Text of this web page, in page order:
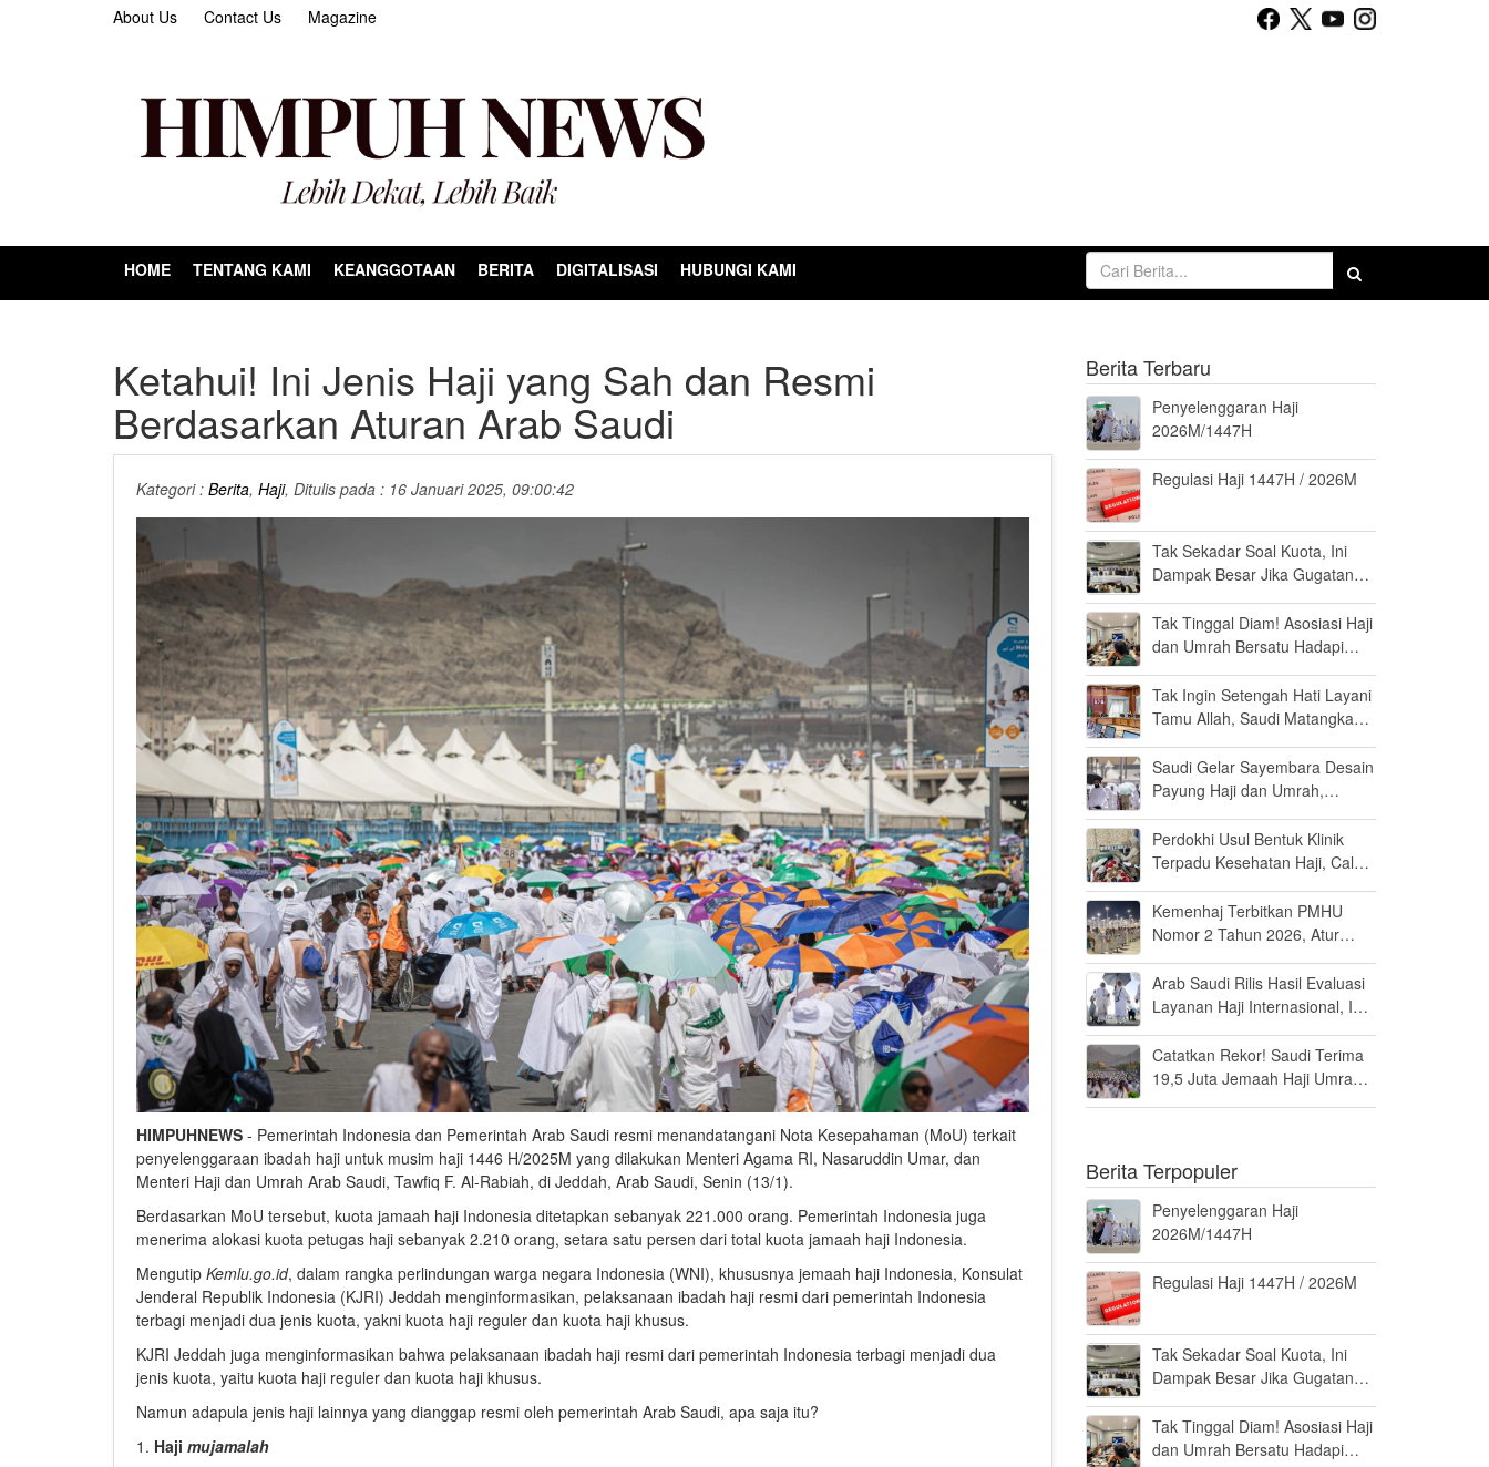
About Us Contact Us Magazine
HOME TENTANG KAMI KEANGGOTAAN BERITA DIGITALISASI HUBUNGI KAMI
Ketahui! Ini Jenis Haji yang Sah dan Resmi
Berdasarkan Aturan Arab Saudi
Kategori : Berita, Haji, Ditulis pada : 16 Januari 2025, 09:00:42
HIMPUHNEWS - Pemerintah Indonesia dan Pemerintah Arab Saudi resmi menandatangani Nota Kesepahaman (MoU) terkait
penyelenggaraan ibadah haji untuk musim haji 1446 H/2025M yang dilakukan Menteri Agama RI, Nasaruddin Umar, dan
Menteri Haji dan Umrah Arab Saudi, Tawfiq F. Al-Rabiah, di Jeddah, Arab Saudi, Senin (13/1).
Berdasarkan MoU tersebut, kuota jamaah haji Indonesia ditetapkan sebanyak 221.000 orang. Pemerintah Indonesia juga
menerima alokasi kuota petugas haji sebanyak 2.210 orang, setara satu persen dari total kuota jamaah haji Indonesia.
Mengutip Kemlu.go.id, dalam rangka perlindungan warga negara Indonesia (WNI), khususnya jemaah haji Indonesia, Konsulat
Jenderal Republik Indonesia (KJRI) Jeddah menginformasikan, pelaksanaan ibadah haji resmi dari pemerintah Indonesia
terbagi menjadi dua jenis kuota, yakni kuota haji reguler dan kuota haji khusus.
KJRI Jeddah juga menginformasikan bahwa pelaksanaan ibadah haji resmi dari pemerintah Indonesia terbagi menjadi dua
jenis kuota, yaitu kuota haji reguler dan kuota haji khusus.
Namun adapula jenis haji lainnya yang dianggap resmi oleh pemerintah Arab Saudi, apa saja itu?
1. Haji mujamalah
Berita Terbaru
Penyelenggaran Haji
2026M/1447H
Regulasi Haji 1447H / 2026M
Tak Sekadar Soal Kuota, Ini
Dampak Besar Jika Gugatan
Tak Tinggal Diam! Asosiasi Haji
dan Umrah Bersatu Hadapi
Persen di MK
Tak Ingin Setengah Hati Layani
Tamu Allah, Saudi Matangkan
Saudi Gelar Sayembara Desain
Payung Haji dan Umrah,
Berpartisipasi
Perdokhi Usul Bentuk Klinik
Terpadu Kesehatan Haji, Calon
Fit to Fly
Kemenhaj Terbitkan PMHU
Nomor 2 Tahun 2026, Atur
Umrah
Arab Saudi Rilis Hasil Evaluasi
Layanan Haji Internasional, Ini
Catatkan Rekor! Saudi Terima
19,5 Juta Jemaah Haji Umrah
Berita Terpopuler
Penyelenggaran Haji
2026M/1447H
Regulasi Haji 1447H / 2026M
Tak Sekadar Soal Kuota, Ini
Dampak Besar Jika Gugatan
Tak Tinggal Diam! Asosiasi Haji
dan Umrah Bersatu Hadapi